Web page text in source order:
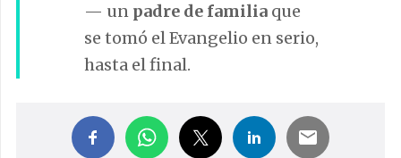
— un padre de familia que
se tomó el Evangelio en serio,
hasta el final.